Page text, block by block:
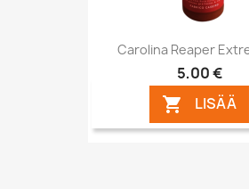
Carolina Reaper
5,00 €
 LISÄÄ